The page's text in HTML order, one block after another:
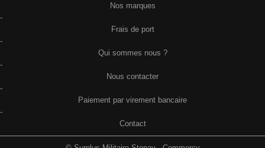
Nos marques
-
Frais de port
-
Qui sommes nous ?
-
Nous contacter
-
Paiement par virement bancaire
-
Contact